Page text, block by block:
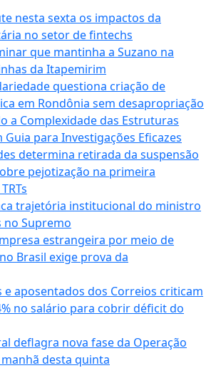
nesta sexta os impactos da
no setor de fintechs
que mantinha a Suzano na
da Itapemirim
questiona criação de
em Rondônia sem desapropriação
a Complexidade das Estruturas
Guia para Investigações Eficazes
determina retirada da suspensão
pejotização na primeira
trajetória institucional do ministro
no Supremo
estrangeira por meio de
Brasil exige prova da
aposentados dos Correios criticam
no salário para cobrir déficit do
deflagra nova fase da Operação
desta quinta